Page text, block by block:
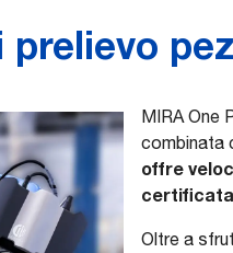
prelievo
MIRA One
combinata
offre
certificata
Oltre a